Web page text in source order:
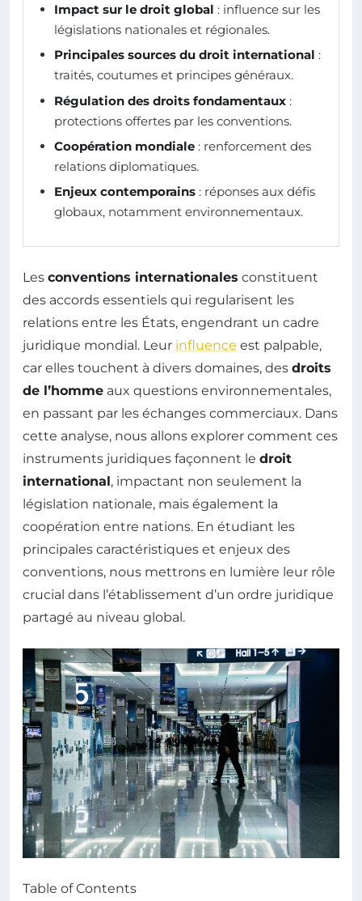
Impact sur le droit global : influence sur les
législations nationales et régionales.
Principales sources du droit international :
traités, coutumes et principes généraux.
Régulation des droits fondamentaux :
protections offertes par les conventions.
Coopération mondiale : renforcement des
relations diplomatiques.
Enjeux contemporains : réponses aux défis
globaux, notamment environnementaux.
Les conventions internationales constituent
des accords essentiels qui regularisent les
relations entre les États, engendrant un cadre
juridique mondial. Leur influence est palpable,
car elles touchent à divers domaines, des droits
de l’homme aux questions environnementales,
en passant par les échanges commerciaux. Dans
cette analyse, nous allons explorer comment ces
instruments juridiques façonnent le droit
international, impactant non seulement la
législation nationale, mais également la
coopération entre nations. En étudiant les
principales caractéristiques et enjeux des
conventions, nous mettrons en lumière leur rôle
crucial dans l’établissement d’un ordre juridique
partagé au niveau global.
Table of Contents